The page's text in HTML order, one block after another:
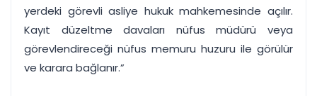
yerdeki görevli asliye hukuk mahkemesinde açılır.
Kayıt düzeltme davaları nüfus müdürü veya
görevlendireceği nüfus memuru huzuru ile görülür
ve karara bağlanır.”